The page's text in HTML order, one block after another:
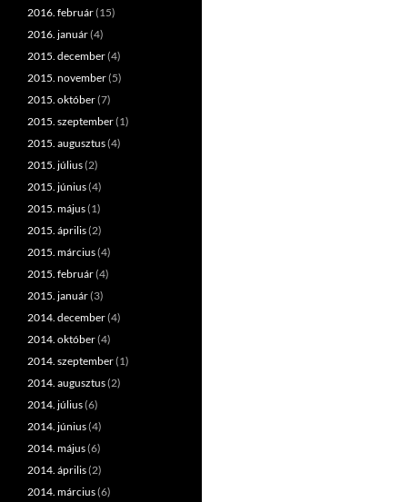
2016. február(15)
2016. január(4)
2015. december(4)
2015. november(5)
2015. október(7)
2015. szeptember(1)
2015. augusztus(4)
2015. július(2)
2015. június(4)
2015. május(1)
2015. április(2)
2015. március(4)
2015. február(4)
2015. január(3)
2014. december(4)
2014. október(4)
2014. szeptember(1)
2014. augusztus(2)
2014. július(6)
2014. június(4)
2014. május(6)
2014. április(2)
2014. március(6)